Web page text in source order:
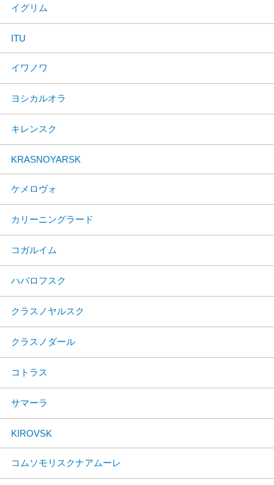
イグリム
ITU
イワノワ
ヨシカルオラ
キレンスク
KRASNOYARSK
ケメロヴォ
カリーニングラード
コガルイム
ハバロフスク
クラスノヤルスク
クラスノダール
コトラス
サマーラ
KIROVSK
コムソモリスクナアムーレ